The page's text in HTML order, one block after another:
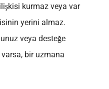
kurmaz veya var
yerini almaz.
veya desteğe
bir uzmana